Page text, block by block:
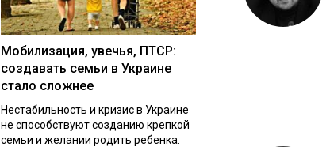
Мобилизация, увечья, ПТСР:
создавать семьи в Украине
стало сложнее
Нестабильность и кризис в Украине
не способствуют созданию крепкой
семьи и желании родить ребенка.